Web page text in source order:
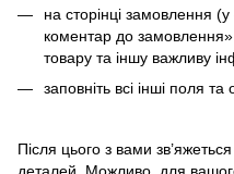
на сторінці замовлення
коментар до замовлення»
товару та іншу важливу
заповніть всі інші поля
Після цього з вами
деталей. Можливо, для